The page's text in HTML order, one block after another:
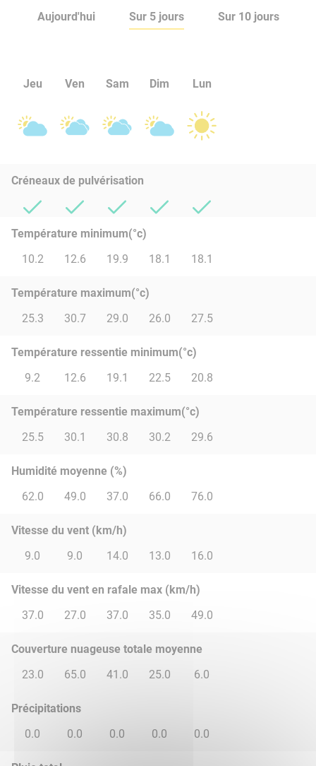
Aujourd'hui Sur 5 jours Sur 10 jours
Jeu Ven Sam Dim Lun
Créneaux de pulvérisation
Température minimum(°c)
10.2
12.6 19.9 18.1 18.1
Température maximum(°c)
25.3
30.7 29.0 26.0 27.5
Température ressentie minimum(°c)
9.2
12.6 19.1 22.5 20.8
Température ressentie maximum(°c)
25.5
30.1 30.8 30.2 29.6
Humidité moyenne (%)
62.0
49.0 37.0 66.0 76.0
Vitesse du vent (km/h)
9.0
9.0 14.0 13.0 16.0
Vitesse du vent en rafale max (km/h)
37.0
27.0 37.0 35.0 49.0
Couverture nuageuse totale moyenne
23.0
65.0 41.0 25.0 6.0
Précipitations
0.0
0.0 0.0 0.0 0.0